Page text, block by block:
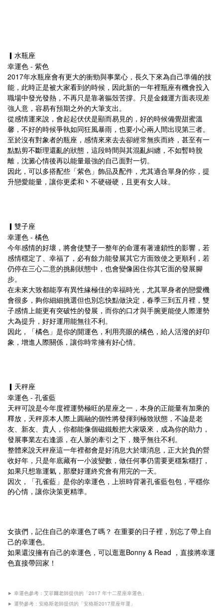
▎水瓶座
幸運色 - 紫色
2017年水瓶座會有更大的衝勁與事業心，長久下來為自己準備的技
能，此時正是被大家看到的時候，因此新的一年裡瓶座有機會投入
職場中發光發熱，不再只是靠著軀殼苦撐。只是金錢運方面表現差
強人意，容易有預期之外的大筆支出。
從感情運來說，會起起伏伏是顯而易見的，好的時候備覺甜蜜溫
馨，不好的時候爭執如同狂風暴雨，也要小心兩人間出現第三者。
至於沒有對象者的瓶座，感情來來去去卻經常無疾而終，甚至有一
點點剪不斷理還亂的狀態，這段時間與其混亂糾纏，不如暫時脫
離，沈澱心情後再以能量最強的自己面對一切。
因此，可以多搭配些「紫色」飾品及配件，尤其適合單身的你，提
升戀愛能量，讓你更柔和丶不硬碰硬，且更有女人味。
▎雙子座
幸運色 - 橘色
今年感情的好壞，將會使雙子一整年的命運有著連鎖性的影響，若
感情穩定了、幸福了，必有餘力能發展其它方面致使之更順利，若
仍停在三心二意的挑剔狀態中，也會變像困住你其它面的發展腳
步。
在未來大致都能享有異性緣極佳的幸福時光，尤其單身者的戀愛機
會很多，夠你細細挑選但也別忘快點做決定，春季三到五月裡，雙
子感情上能更有突破性的發展，而你的口才與手腕更能使人際運勢
大為提升，好好運用能無往不利。
因此，「橘色」是你的開運色，利用亮眼的橘色，給人活潑的好印
象，增進人際關係，讓你時常擁有好心情。
▎天秤座
幸運色 - 孔雀藍
天秤可說是今年度裡運勢極旺的星座之一，本身的正能量有加乘的
釋放，天秤原本人際上圓融的個性將發揮到極致狀態，不論是老
友、新友、貴人，你都能像個磁鐵般把大家吸來，成為你的助力，
發展事業左右逢源，在人脈的牽引之下，幾乎無往不利。
整體來說天秤座這一年裡都會是好消息大於壞消息，正大於負的營
收好年，只是年底藏有一小波變數，做任何事仍需要更穩紮穩打，
如果只想靠運氣，那麼好運終究會有用完的一天。
因次，「孔雀藍」是你的幸運色，上班時背著孔雀藍包包，平穩你
的心情，讓你決策更精準。
女孩們，記住自己的幸運色了嗎？ 在重要的日子裡，別忘了帶上自
己的幸運色。
如果還沒擁有自己的幸運色，可以逛逛Bonny & Read ，直接將幸運
色直接帶回家！
► 幸運色參考：艾菲爾老師提供的「2017 年十二星座幸運色」
► 運勢參考：安格斯老師提供的「安格斯2017星座年運」